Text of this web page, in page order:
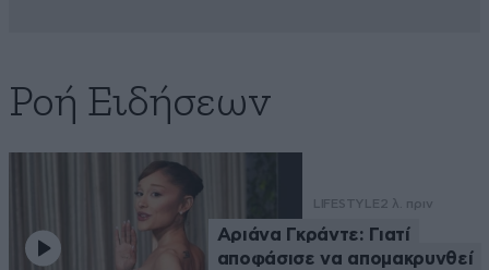
Ροή Ειδήσεων
LIFESTYLE2 λ. πριν
Αριάνα Γκράντε: Γιατί
αποφάσισε να απομακρυνθεί